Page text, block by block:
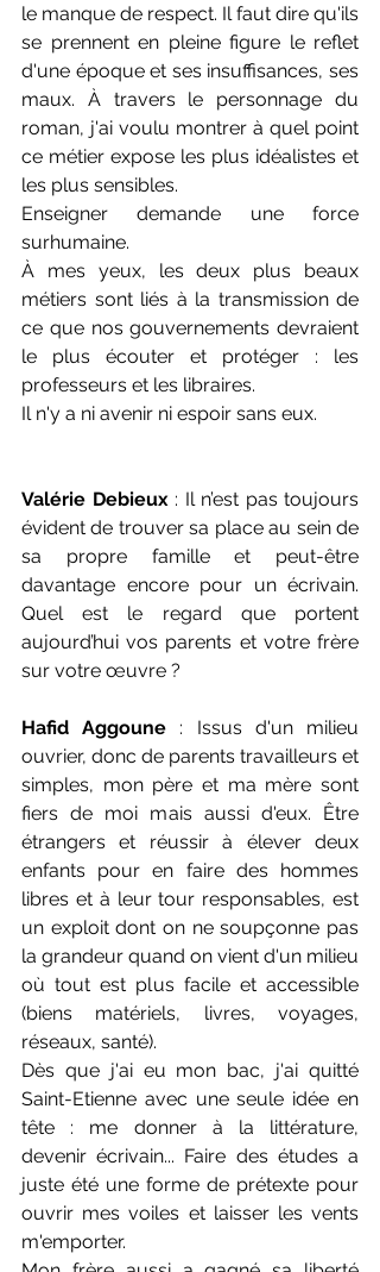
le manque de respect. Il faut dire qu'ils
se prennent en pleine figure le reflet
d'une époque et ses insuffisances, ses
maux. À travers le personnage du
roman, j'ai voulu montrer à quel point
ce métier expose les plus idéalistes et
les plus sensibles.
Enseigner demande une force
surhumaine.
À mes yeux, les deux plus beaux
métiers sont liés à la transmission de
ce que nos gouvernements devraient
le plus écouter et protéger : les
professeurs et les libraires.
Il n'y a ni avenir ni espoir sans eux.
Valérie Debieux : Il n’est pas toujours
évident de trouver sa place au sein de
sa propre famille et peut-être
davantage encore pour un écrivain.
Quel est le regard que portent
aujourd’hui vos parents et votre frère
sur votre œuvre ?
Hafid Aggoune : Issus d'un milieu
ouvrier, donc de parents travailleurs et
simples, mon père et ma mère sont
fiers de moi mais aussi d'eux. Être
étrangers et réussir à élever deux
enfants pour en faire des hommes
libres et à leur tour responsables, est
un exploit dont on ne soupçonne pas
la grandeur quand on vient d'un milieu
où tout est plus facile et accessible
(biens matériels, livres, voyages,
réseaux, santé).
Dès que j'ai eu mon bac, j'ai quitté
Saint-Etienne avec une seule idée en
tête : me donner à la littérature,
devenir écrivain... Faire des études a
juste été une forme de prétexte pour
ouvrir mes voiles et laisser les vents
m'emporter.